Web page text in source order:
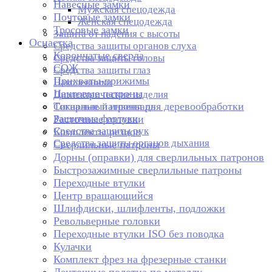
Мужская спецодежда
Женская спецодежда
Защита от падения с высоты
Средства защиты органов слуха
Средства защиты головы
Средства защиты глаз
Наколенники
Диэлектрические изделия
Сигнальный инвентарь
Защитные фартуки
Средства защиты рук
Средства защиты органов дыхания
Навесные замки
Почтовые замки
Тросовые замки
Оснастка
Корончатые сверла
СОЖ
Прихваты-прижимы
Цанговые патроны
Токарные патроны для деревообработки
Расточные головки
Комплекты резцов
Сверлильные патроны
Дорны (оправки) для сверлильных патронов
Быстрозажимные сверлильные патроны
Переходные втулки
Центр вращающийся
Шлифдиски, шлифленты, подложки
Револьверные головки
Переходные втулки ISO без поводка
Кулачки
Комплект фрез на фрезерные станки